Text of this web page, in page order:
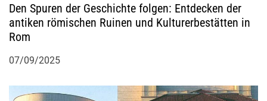
Den Spuren der Geschichte folgen: Entdecken der
antiken römischen Ruinen und Kulturerbestätten in
Rom
07/09/2025